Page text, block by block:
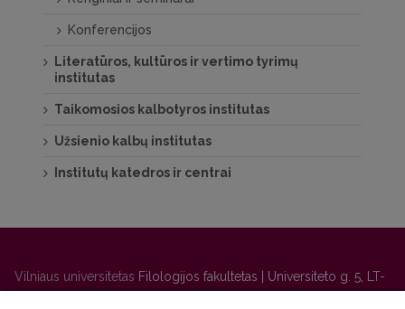
Konferencijos
Literatūros, kultūros ir vertimo tyrimų
institutas
Taikomosios kalbotyros institutas
Užsienio kalbų institutas
Institutų katedros ir centrai
Vilniaus universitetas Filologijos fakultetas | Universiteto g. 5, LT-
01131 Vilnius